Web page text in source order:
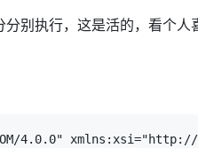
别执行，这是活的，看个
4.0.0" xmlns:xsi="http://